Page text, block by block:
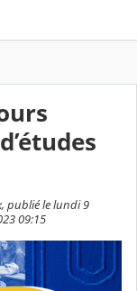
publié le lundi 9
09:15